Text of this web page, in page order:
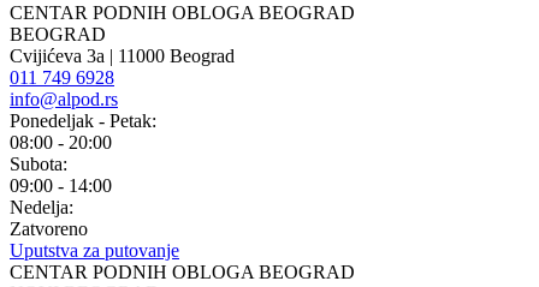
CENTAR PODNIH OBLOGA BEOGRAD
BEOGRAD
Cvijićeva 3a | 11000 Beograd
011 749 6928
info@alpod.rs
Ponedeljak - Petak:
08:00 - 20:00
Subota:
09:00 - 14:00
Nedelja:
Zatvoreno
Uputstva za putovanje
CENTAR PODNIH OBLOGA BEOGRAD